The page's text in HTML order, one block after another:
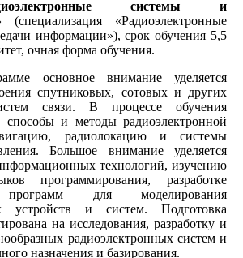
системы и
(специализация «Радиоэлектронные
информации»), срок обучения 5,5
очная форма обучения.
основное внимание уделяется
спутниковых, сотовых и других
связи. В процессе обучения
способы и методы радиоэлектронной
радиолокацию и системы
Большое внимание уделяется
технологий, изучению
программирования, разработке
программ для моделирования
устройств и систем. Подготовка
на исследования, разработку и
радиоэлектронных систем и
назначения и базирования.